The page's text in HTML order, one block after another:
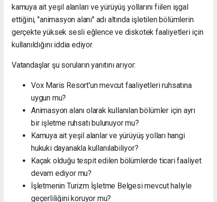
kamuya ait yeşil alanları ve yürüyüş yollarını fiilen işgal
ettiğini, "animasyon alanı" adı altında işletilen bölümlerin
gerçekte yüksek sesli eğlence ve diskotek faaliyetleri için
kullanıldığını iddia ediyor.
Vatandaşlar şu soruların yanıtını arıyor:
Vox Maris Resort'un mevcut faaliyetleri ruhsatına
uygun mu?
Animasyon alanı olarak kullanılan bölümler için ayrı
bir işletme ruhsatı bulunuyor mu?
Kamuya ait yeşil alanlar ve yürüyüş yolları hangi
hukuki dayanakla kullanılabiliyor?
Kaçak olduğu tespit edilen bölümlerde ticari faaliyet
devam ediyor mu?
İşletmenin Turizm İşletme Belgesi mevcut haliyle
geçerliliğini koruyor mu?